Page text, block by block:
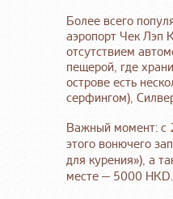
Более всего
аэропорт Чек Лэп
отсутствием
пещерой, где
острове есть
серфингом),
Важный момент: с
этого вонючего
для курения»), а
месте — 5000 HKD.